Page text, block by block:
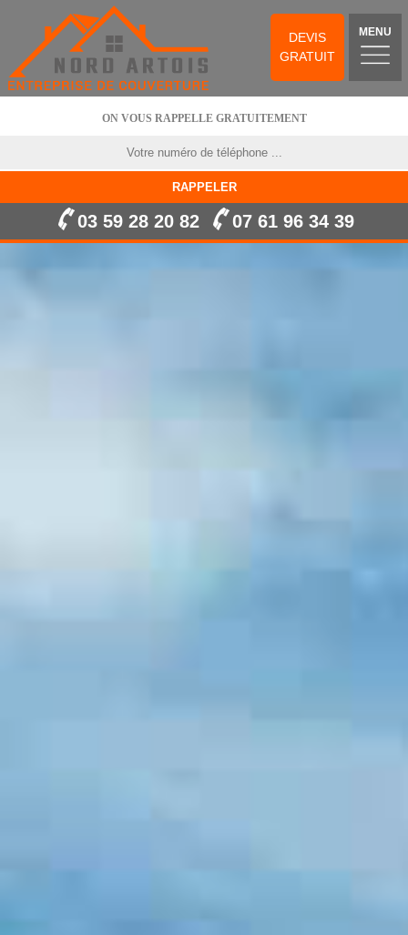
DEVIS
GRATUIT
MENU
ON VOUS RAPPELLE GRATUITEMENT
03 59 28 20 82 07 61 96 34 39